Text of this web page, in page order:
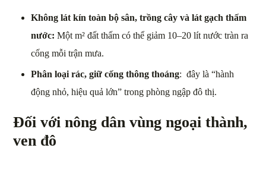
Không lát kín toàn bộ sân, trồng cây và lát gạch thấm
nước:Một m² đất thấm có thể giảm 10–20 lít nước tràn ra
cống mỗi trận mưa.
Phân loại rác, giữ cống thông thoáng: đây là “hành
động nhỏ, hiệu quả lớn” trong phòng ngập đô thị.
Đối với nông dân vùng ngoại thành,
ven đô